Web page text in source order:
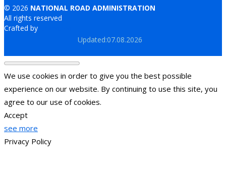
© 2026 NATIONAL ROAD ADMINISTRATION
All rights reserved
Crafted by
Updated:07.08.2026
We use cookies in order to give you the best possible
experience on our website. By continuing to use this site, you
agree to our use of cookies.
Accept
see more
Privacy Policy